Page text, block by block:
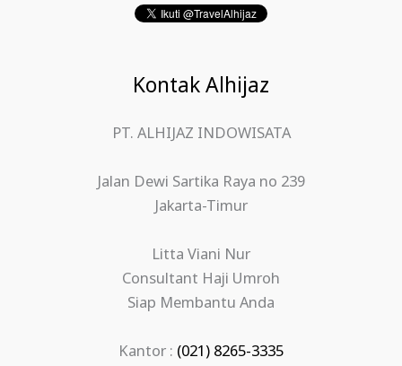
Kontak Alhijaz
PT. ALHIJAZ INDOWISATA
Jalan Dewi Sartika Raya no 239
Jakarta-Timur
Litta Viani Nur
Consultant Haji Umroh
Siap Membantu Anda
Kantor : (021) 8265-3335